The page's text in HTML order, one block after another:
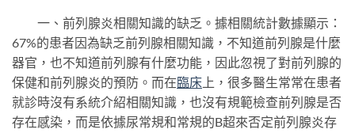
一、前列腺炎相關知識的缺乏。據相關統計數據顯示：
67%的患者因為缺乏前列腺相關知識，不知道前列腺是什麼
器官，也不知道前列腺有什麼功能，因此忽視了對前列腺的
保健和前列腺炎的預防。而在臨床 上，很多醫生常常在患者
就診時沒有系統介紹相關知識，也沒有規範檢查前列腺是否
存在感染，而是依據尿常規和常規的B超來否定前列腺炎存